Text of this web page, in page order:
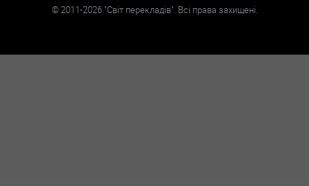
©2011-2026"Світ перекладів". Всі права захищені.